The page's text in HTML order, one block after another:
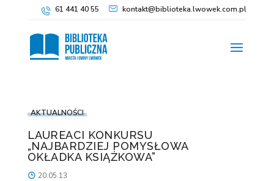
61 441 40 55 kontakt@biblioteka.lwowek.com.pl
AKTUALNOŚCI
LAUREACI KONKURSU
„NAJBARDZIEJ POMYSŁOWA
OKŁADKA KSIĄŻKOWA”
20.05.13